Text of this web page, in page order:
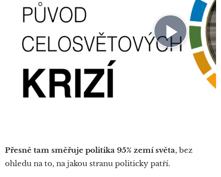
Přesně tam směřuje politika 95% zemí světa, bez
ohledu na to, na jakou stranu politicky patří.